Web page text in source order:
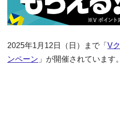
2025年1月12日（日）まで「 V
ンペーン 」が開催されています。